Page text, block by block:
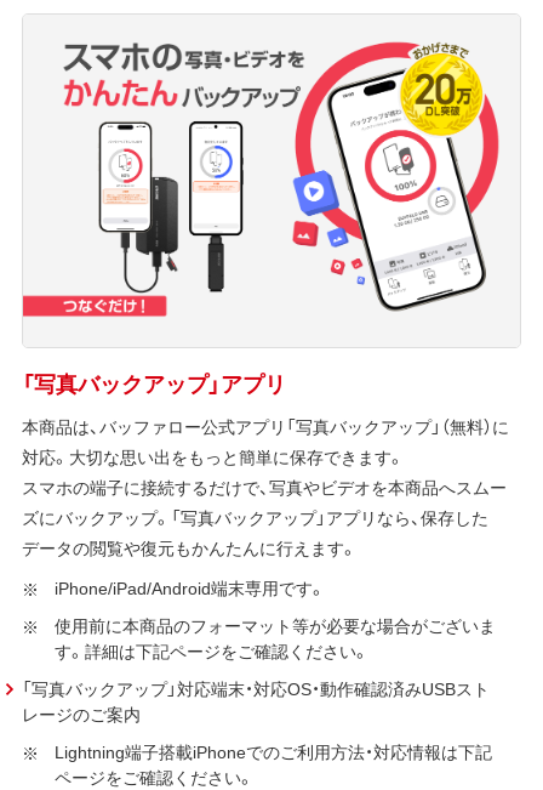
「写真バックアップ」アプリ
本商品は、バッファロー公式アプリ「写真バックアップ」（無料）に
対応。大切な思い出をもっと簡単に保存できます。
スマホの端子に接続するだけで、写真やビデオを本商品へスムー
ズにバックアップ。「写真バックアップ」アプリなら、保存した
データの閲覧や復元もかんたんに行えます。
iPhone/iPad/Android端末専用です。
使用前に本商品のフォーマット等が必要な場合がございま
す。詳細は下記ページをご確認ください。
「写真バックアップ」対応端末・対応OS・動作確認済みUSBスト
レージのご案内
Lightning端子搭載iPhoneでのご利用方法・対応情報は下記
ページをご確認ください。